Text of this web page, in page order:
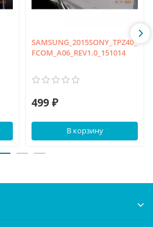
SAMSUNG_2015SONY_TPZ40_
FCOM_A06_REV1.0_151014
499 ₽
В корзину